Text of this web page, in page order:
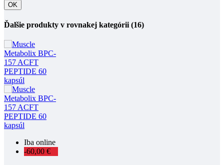
OK
Ďalšie produkty v rovnakej kategórii (16)
Iba online
-60,00 €